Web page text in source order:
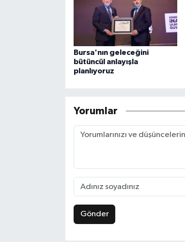
Bursa'nın geleceğini
bütüncül anlayışla
planlıyoruz
Yorumlar
Gönder